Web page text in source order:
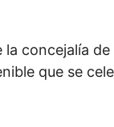
concejalía
que se